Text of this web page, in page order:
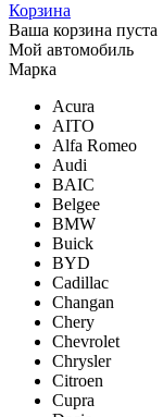
Корзина
Ваша корзина пуста
Мой автомобиль
Марка
Acura
AITO
Alfa Romeo
Audi
BAIC
Belgee
BMW
Buick
BYD
Cadillac
Changan
Chery
Chevrolet
Chrysler
Citroen
Cupra